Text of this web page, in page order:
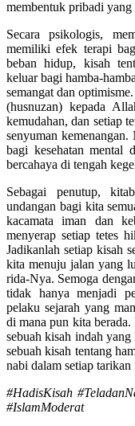
membentuk pribadi yang
Secara psikologis,
memiliki efek terapi
beban hidup, kisah
keluar bagi hamba-
semangat dan
(husnuzan) kepada
kemudahan, dan setiap
senyuman
bagi kesehatan mental
bercahaya di tengah
Sebagai penutup,
undangan bagi kita
kacamata iman dan
menyerap setiap tetes
Jadikanlah setiap kisah
kita menuju jalan yang
rida-Nya. Semoga
tidak hanya menjadi
pelaku sejarah yang
di mana pun kita
sebuah kisah indah
sebuah kisah tentang
nabi dalam setiap tarikan
#HadisKisah
#IslamModerat